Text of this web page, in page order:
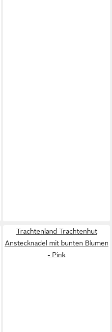
Trachtenland Trachtenhut
Anstecknadel mit bunten Blumen
- Pink